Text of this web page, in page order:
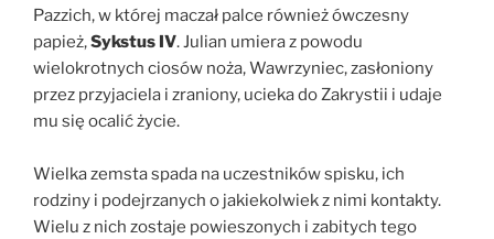
Pazzich, w której maczał palce również ówczesny
papież,Sykstus IV. Julian umiera z powodu
wielokrotnych ciosów noża, Wawrzyniec, zasłoniony
przez przyjaciela i zraniony, ucieka do Zakrystii i udaje
mu się ocalić życie.
Wielka zemsta spada na uczestników spisku, ich
rodziny i podejrzanych o jakiekolwiek z nimi kontakty.
Wielu z nich zostaje powieszonych i zabitych tego